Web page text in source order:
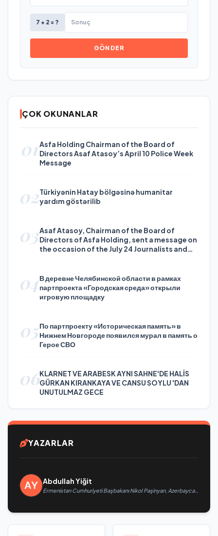
7 + 2 = ?
GÖNDER
ÇOK OKUNANLAR
01Asfa Holding Chairman of the Board of
Directors Asaf Atasoy’s April 10 Police Week
Message
02Türkiyənin Hatay bölgəsinə humanitar
yardım göstərilib
03Asaf Atasoy, Chairman of the Board of
Directors of Asfa Holding, sent a message on
the occasion of the July 24 Journalists and
04В деревне Челябинской области в рамках
партпроекта «Городская среда» открыли
игровую площадку
05По партпроекту «Историческая память» в
Нижнем Новгороде появился мурал в память о
Герое СВО
06KLARNET VE ARABESK AYNI SAHNE'DE HALİS
GÜRKAN KIRANKAYA VE CANSU SOYLU 'DAN
UNUTULMAZ GECE
YAZARLAR
Abdullah Yiğit
Ermenistan Cumhuriyeti Başbakanı Nikol Paşinyan, Azerbaycan